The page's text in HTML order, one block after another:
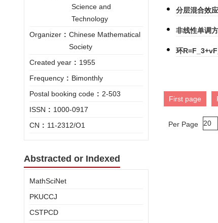
Science and
Technology
Organizer : Chinese Mathematical
Society
Created year : 1955
Frequency : Bimonthly
Postal booking code : 2-503
ISSN : 1000-0917
CN : 11-2312/O1
Abstracted or Indexed
MathSciNet
PKUCCJ
CSTPCD
分层混合效
非线性单调
环
First page
Per Page